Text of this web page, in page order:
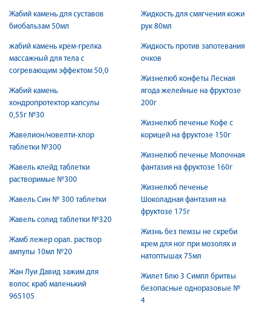
Жабий камень для суставов
биобальзам 50мл
жабий камень крем-грелка
массажный для тела с
согревающим эффектом 50,0
Жабий камень
хондропротектор капсулы
0,55г №30
Жавелион/новелти-хлор
таблетки №300
Жавель клейд таблетки
растворимые №300
Жавель Син № 300 таблетки
Жавель солид таблетки №320
Жамб лежер орал. раствор
ампулы 10мл №20
Жан Луи Давид зажим для
волос краб маленький
965105
Жидкость для смягчения кожи
рук 80мл
Жидкость против запотевания
очков
Жизнелюб конфеты Лесная
ягода желейные на фруктозе
200г
Жизнелюб печенье Кофе с
корицей на фруктозе 150г
Жизнелюб печенье Молочная
фантазия на фруктозе 160г
Жизнелюб печенье
Шоколадная фантазия на
фруктозе 175г
Жизнь без пемзы не скреби
крем для ног при мозолях и
натоптышах 75мл
Жилет Блю 3 Симпл бритвы
безопасные одноразовые №
4